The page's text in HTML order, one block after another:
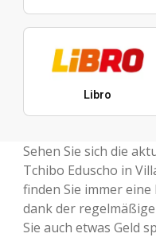
Libro
Sehen Sie sich die
Tchibo Eduscho in
finden Sie immer
dank der
Sie auch etwas Geld